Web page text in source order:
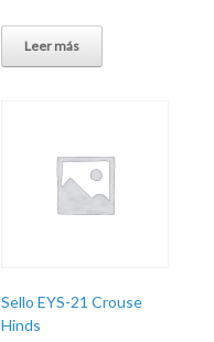
Leer más
Sello EYS-21 Crouse
Hinds